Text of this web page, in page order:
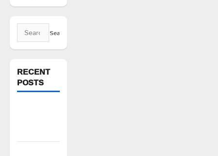
Search
for:
RECENT
POSTS